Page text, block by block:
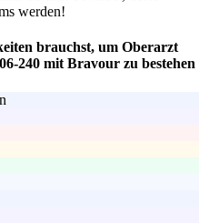
werden!
brauchst, um Oberarzt
240 mit Bravour zu bestehen